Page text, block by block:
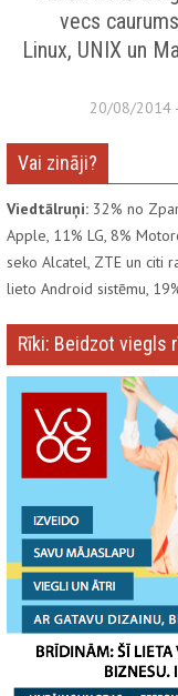
vecs
Linux, UNIX un
20/08/2014
Vai zināji?
Viedtālruņi: 32% no
Apple, 11% LG, 8%
seko Alcatel, ZTE un citi
lieto Android sistēmu,
Rīki: Beidzot viegls